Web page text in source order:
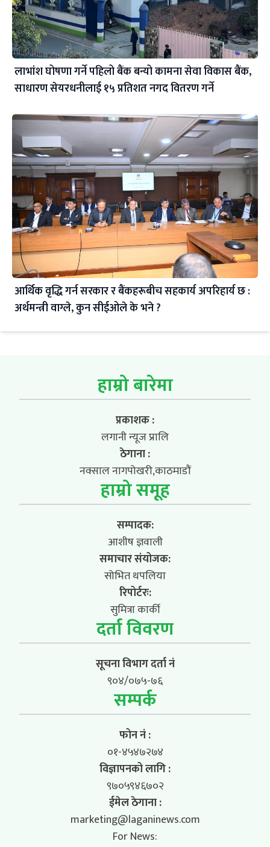
लाभांश घोषणा गर्ने पहिलो बैंक बन्यो कामना सेवा विकास बैंक,
साधारण सेयरधनीलाई १५ प्रतिशत नगद वितरण गर्ने
आर्थिक वृद्धि गर्न सरकार र बैंकहरूबीच सहकार्य अपरिहार्य छ :
अर्थमन्त्री वाग्ले, कुन सीईओले के भने ?
हाम्रो बारेमा
प्रकाशक :
लगानी न्यूज प्रालि
ठेगाना :
नक्साल नागपोखरी,काठमाडौं
हाम्रो समूह
सम्पादक:
आशीष ज्ञवाली
समाचार संयोजक:
सोभित थपलिया
रिपोर्टरः:
सुमित्रा कार्की
दर्ता विवरण
सूचना विभाग दर्ता नं
९०४/०७५-७६
सम्पर्क
फोन नं :
०१-४५४७२७४
विज्ञापनको लागि :
९७०५९४६७०२
ईमेल ठेगाना :
marketing@laganinews.com
For News: